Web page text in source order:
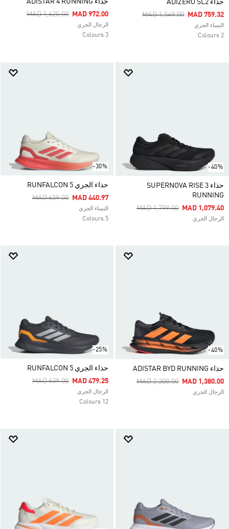
حذاء ADIZERO SL2
Price Reduced From
MAD 1,549.00ToMAD 759.32
النساء الجري
2 Colours
حذاء ADISTAR 4 RUNNING
Price Reduced From
MAD 1,620.00ToMAD 972.00
الرجال الجري
3 Colours
-40%
حذاء SUPERNOVA RISE 3
RUNNING
Price Reduced From
MAD 1,799.00ToMAD 1,079.40
الرجال الجري
-30%
حذاء الجري RUNFALCON 5
Price Reduced From
MAD 639.00ToMAD 440.97
النساء الجري
5 Colours
-40%
حذاء ADISTAR BYD RUNNING
Price Reduced From
MAD 2,300.00ToMAD 1,380.00
الرجال الجري
-25%
حذاء الجري RUNFALCON 5
Price Reduced From
MAD 639.00ToMAD 479.25
الرجال الجري
12 Colours